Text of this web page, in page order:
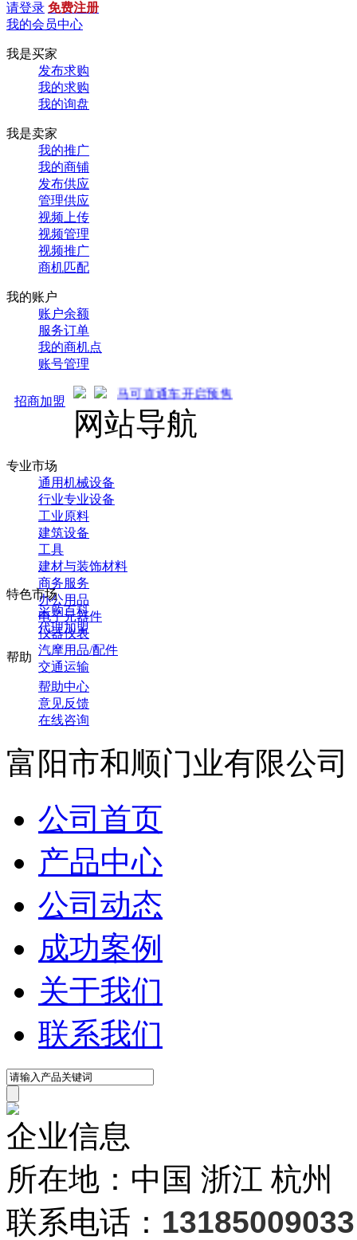
请登录 免费注册
我的会员中心
我是买家
发布求购
我的求购
我的询盘
我是卖家
我的推广
我的商铺
发布供应
管理供应
视频上传
视频管理
视频推广
商机匹配
我的账户
账户余额
服务订单
我的商机点
账号管理
招商加盟
马可直通车开启预售！全新推广 强势来袭！火热招
网站导航
专业市场
通用机械设备
行业专业设备
工业原料
建筑设备
工具
建材与装饰材料
商务服务
办公用品
电子元器件
仪器仪表
汽摩用品/配件
交通运输
特色市场
采购百科
代理加盟
帮助
帮助中心
意见反馈
在线咨询
富阳市和顺门业有限公司
公司首页
产品中心
公司动态
成功案例
关于我们
联系我们
企业信息
所在地：中国 浙江 杭州
联系电话： 13185009033